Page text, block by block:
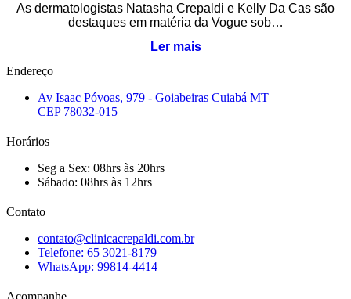
As dermatologistas Natasha Crepaldi e Kelly Da Cas são
destaques em matéria da Vogue sob…
Ler mais
Endereço
Av Isaac Póvoas, 979 - Goiabeiras Cuiabá MT
CEP 78032-015
Horários
Seg a Sex: 08hrs às 20hrs
Sábado: 08hrs às 12hrs
Contato
contato@clinicacrepaldi.com.br
Telefone: 65 3021-8179
WhatsApp: 99814-4414